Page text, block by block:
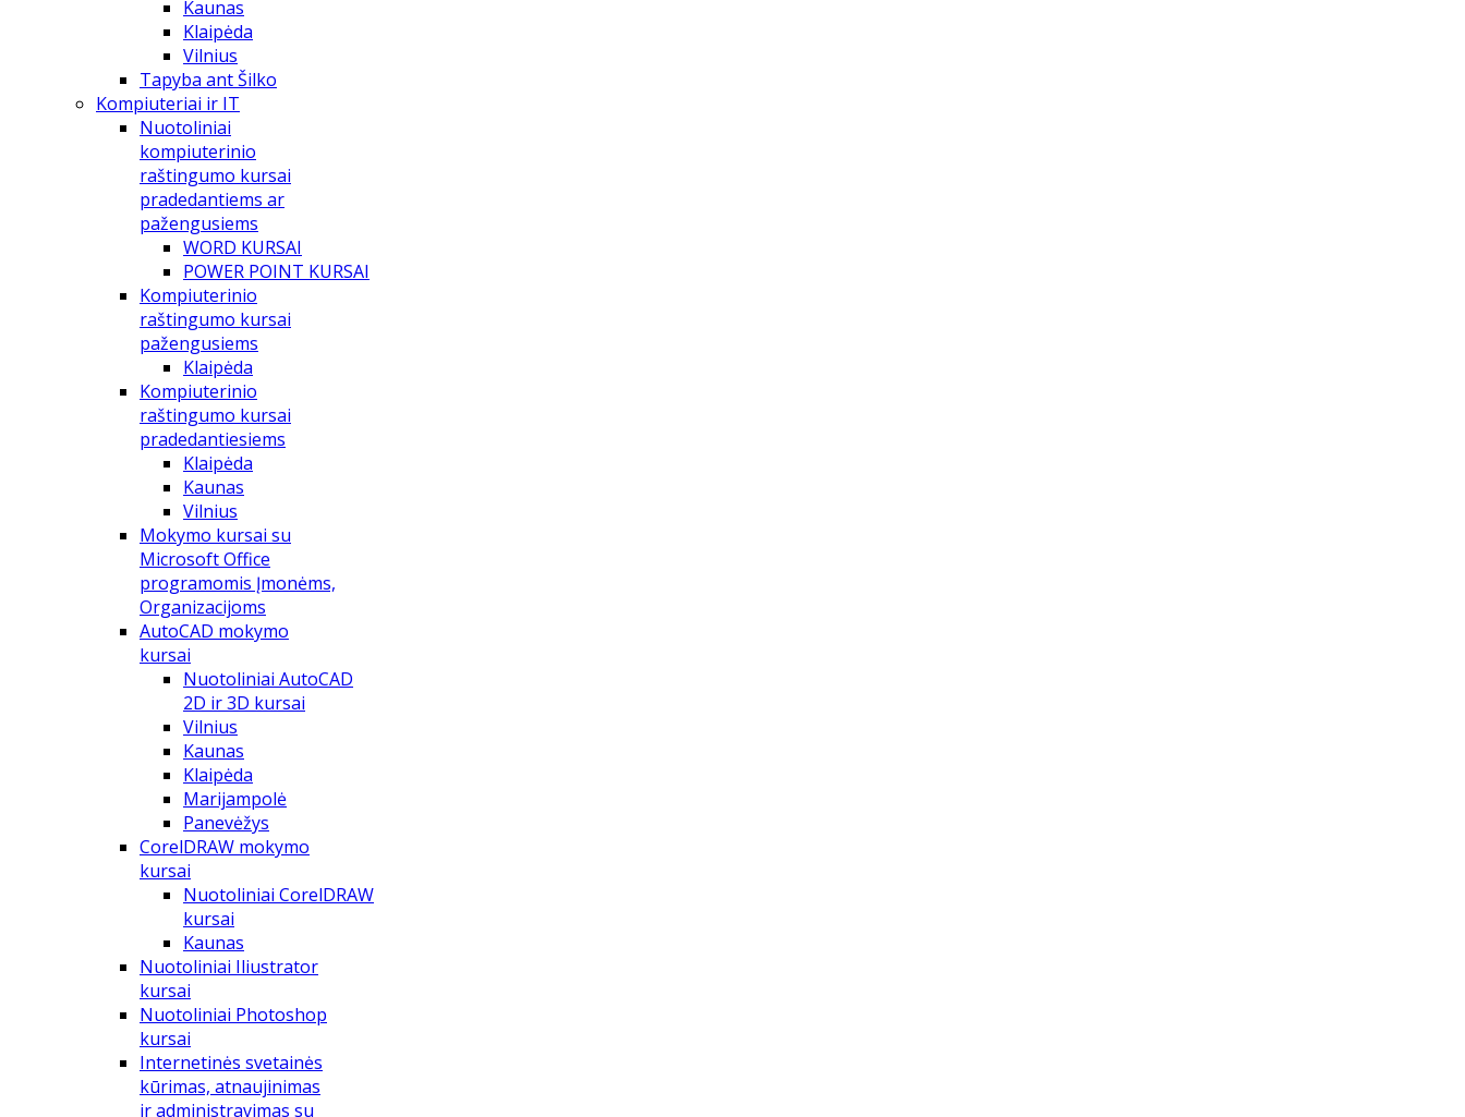
Kaunas
Klaipėda
Vilnius
Tapyba ant Šilko
Kompiuteriai ir IT
Nuotoliniai
kompiuterinio
raštingumo kursai
pradedantiems ar
pažengusiems
WORD KURSAI
POWER POINT KURSAI
Kompiuterinio
raštingumo kursai
pažengusiems
Klaipėda
Kompiuterinio
raštingumo kursai
pradedantiesiems
Klaipėda
Kaunas
Vilnius
Mokymo kursai su
Microsoft Office
programomis Įmonėms,
Organizacijoms
AutoCAD mokymo
kursai
Nuotoliniai AutoCAD
2D ir 3D kursai
Vilnius
Kaunas
Klaipėda
Marijampolė
Panevėžys
CorelDRAW mokymo
kursai
Nuotoliniai CorelDRAW
kursai
Kaunas
Nuotoliniai Iliustrator
kursai
Nuotoliniai Photoshop
kursai
Internetinės svetainės
kūrimas, atnaujinimas
ir administravimas su